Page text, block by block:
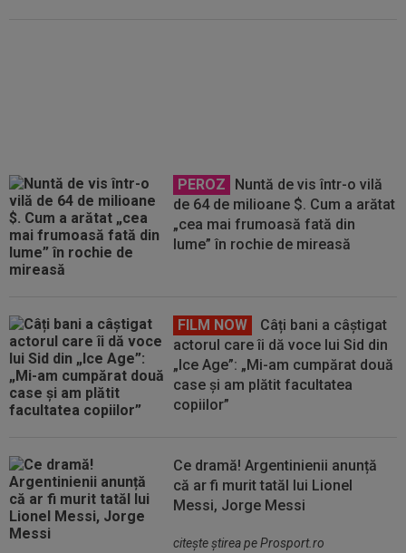
PEROZ
Nuntă de vis într-o vilă
de 64 de milioane $. Cum a arătat
„cea mai frumoasă fată din
lume” în rochie de mireasă
FILM NOW
Câți bani a câștigat
actorul care îi dă voce lui Sid din
„Ice Age”: „Mi-am cumpărat două
case și am plătit facultatea
copiilor”
Ce dramă! Argentinienii anunță
că ar fi murit tatăl lui Lionel
Messi, Jorge Messi
citeşte ştirea pe Prosport.ro